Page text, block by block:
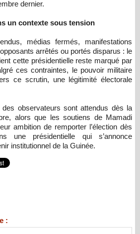
dernier.
un contexte sous tension
médias fermés, manifestations
arrêtés ou portés disparus : le
cette présidentielle reste marqué par
ces contraintes, le pouvoir militaire
ce scrutin, une légitimité électorale
observateurs sont attendus dès la
alors que les soutiens de Mamadi
ambition de remporter l’élection dès
une présidentielle qui s’annonce
institutionnel de la Guinée.
: